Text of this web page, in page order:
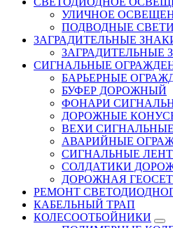
УЛИЧНОЕ
ПОДВОДНЫЕ
ЗАГРАДИТЕЛЬНЫЕ
ЗАГРАДИТЕЛЬНЫЕ
СИГНАЛЬНЫЕ
БАРЬЕРНЫЕ
БУФЕР ДОРОЖНЫЙ
ФОНАРИ
ДОРОЖНЫЕ
ВЕХИ СИГНАЛЬНЫЕ
АВАРИЙНЫЕ
СИГНАЛЬНЫЕ
СОЛДАТИКИ
ДОРОЖНАЯ
РЕМОНТ
КАБЕЛЬНЫЙ ТРАП
КОЛЕСООТБОЙНИКИ